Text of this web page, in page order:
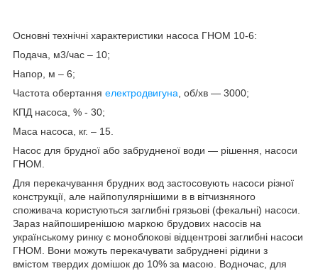
Основні технічні характеристики насоса ГНОМ 10-6:
Подача, м3/час – 10;
Напор, м – 6;
Частота обертання електродвигуна, об/хв — 3000;
КПД насоса, % - 30;
Маса насоса, кг. – 15.
Насос для брудної або забрудненої води — рішення, насоси
ГНОМ.
Для перекачування брудних вод застосовують насоси різної
конструкції, але найпопулярнішими в в вітчизняного
споживача користуються заглибні грязьові (фекальні) насоси.
Зараз найпоширенішою маркою брудових насосів на
українському ринку є моноблокові відцентрові заглибні насоси
ГНОМ. Вони можуть перекачувати забруднені рідини з
вмістом твердих домішок до 10% за масою. Водночас, для